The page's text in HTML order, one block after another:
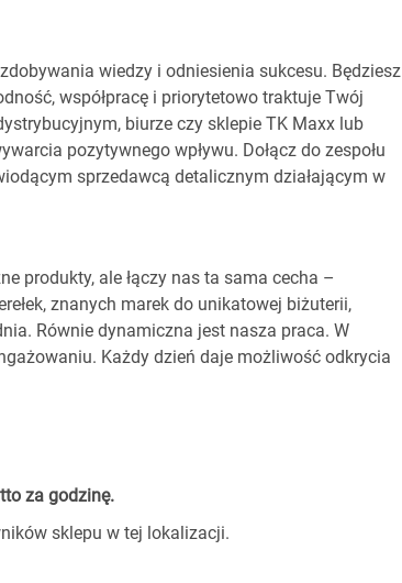
wiedzy i odniesienia sukcesu. Będziesz
współpracę i priorytetowo traktuje Twój
biurze czy sklepie TK Maxx lub
pozytywnego wpływu. Dołącz do zespołu
sprzedawcą detalicznym działającym w
produkty, ale łączy nas ta sama cecha –
znanych marek do unikatowej biżuterii,
Równie dynamiczna jest nasza praca. W
Każdy dzień daje możliwość odkrycia
za godzinę.
sklepu w tej lokalizacji.